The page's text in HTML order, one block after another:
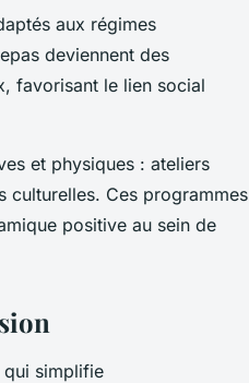
aux régimes
deviennent des
favorisant le lien social
et physiques : ateliers
culturelles. Ces programmes
positive au sein de
qui simplifie